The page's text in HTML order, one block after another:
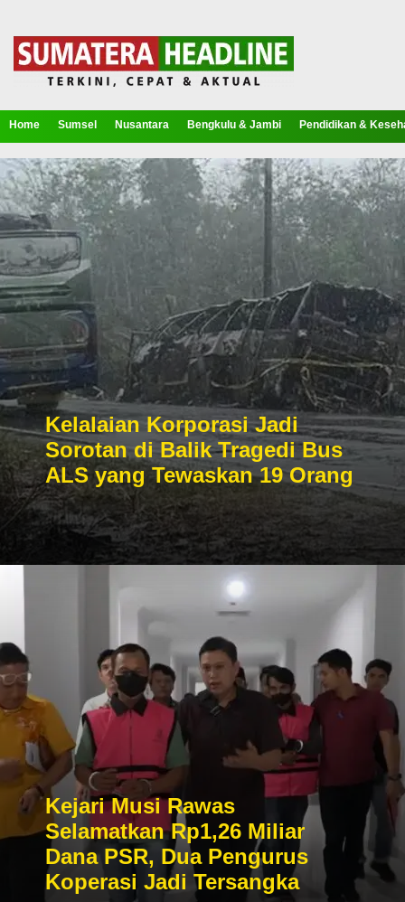
Home Sumsel Nusantara Bengkulu & Jambi Pendidikan &
Kelalaian Korporasi Jadi
Sorotan di Balik Tragedi Bus
ALS yang Tewaskan 19 Orang
Kejari Musi Rawas
Selamatkan Rp1,26 Miliar
Dana PSR, Dua Pengurus
Koperasi Jadi Tersangka